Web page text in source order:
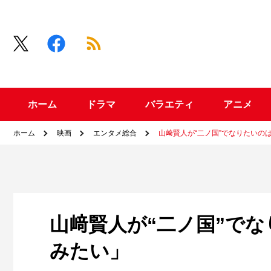
ホーム ドラマ バラエティ アニメ
ホーム 映画 エンタメ総合 山﨑賢人が“二ノ国”でなりたいの
山﨑賢人が“二ノ国”で
みたい」